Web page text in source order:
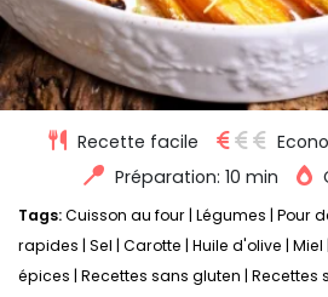
Recette facile
Préparation: 10 min
Tags:Cuisson au four Légumes Pour
rapides Sel Carotte Huile d'olive Miel
épices Recettes sans gluten Recettes